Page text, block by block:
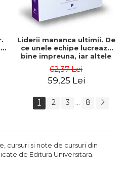
Liderii mananca ultimii. De
ce unele echipe lucreaza
bine impreuna, iar altele
Sinek
62,37 Lei
59,25 Lei
1 2 3 ... 8
cursuri si note de cursuri din
de Editura Universitara.